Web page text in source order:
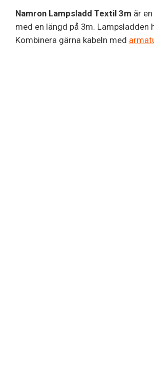
Namron Lampsladd Textil 3m är
med en längd på 3m. Lampsladden
Kombinera gärna kabeln med